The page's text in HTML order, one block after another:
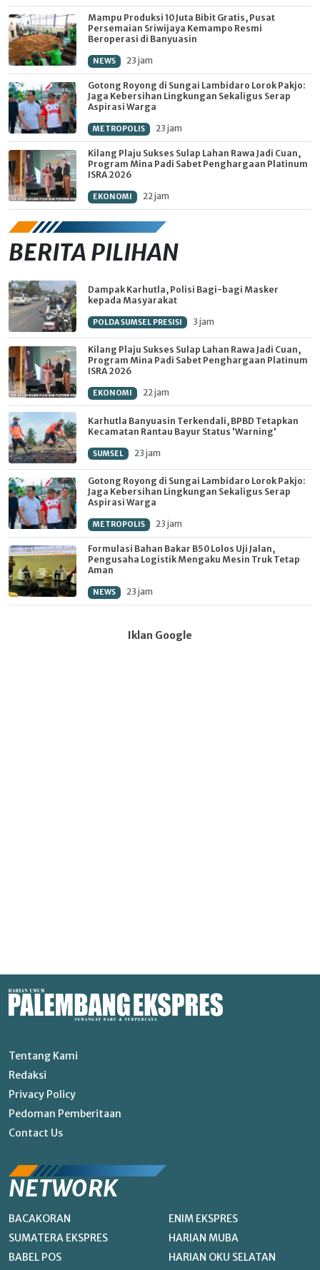
Mampu Produksi 10 Juta Bibit Gratis, Pusat
Persemaian Sriwijaya Kemampo Resmi
Beroperasi di Banyuasin
NEWS 23 jam
Gotong Royong di Sungai Lambidaro Lorok Pakjo:
Jaga Kebersihan Lingkungan Sekaligus Serap
Aspirasi Warga
METROPOLIS 23 jam
Kilang Plaju Sukses Sulap Lahan Rawa Jadi Cuan,
Program Mina Padi Sabet Penghargaan Platinum
ISRA 2026
EKONOMI 22 jam
BERITA PILIHAN
Dampak Karhutla, Polisi Bagi-bagi Masker
kepada Masyarakat
POLDA SUMSEL PRESISI 3 jam
Kilang Plaju Sukses Sulap Lahan Rawa Jadi Cuan,
Program Mina Padi Sabet Penghargaan Platinum
ISRA 2026
EKONOMI 22 jam
Karhutla Banyuasin Terkendali, BPBD Tetapkan
Kecamatan Rantau Bayur Status 'Warning'
SUMSEL 23 jam
Gotong Royong di Sungai Lambidaro Lorok Pakjo:
Jaga Kebersihan Lingkungan Sekaligus Serap
Aspirasi Warga
METROPOLIS 23 jam
Formulasi Bahan Bakar B50 Lolos Uji Jalan,
Pengusaha Logistik Mengaku Mesin Truk Tetap
Aman
NEWS 23 jam
Iklan Google
Tentang Kami
Redaksi
Privacy Policy
Pedoman Pemberitaan
Contact Us
NETWORK
BACAKORAN
SUMATERA EKSPRES
BABEL POS
ENIM EKSPRES
HARIAN MUBA
HARIAN OKU SELATAN